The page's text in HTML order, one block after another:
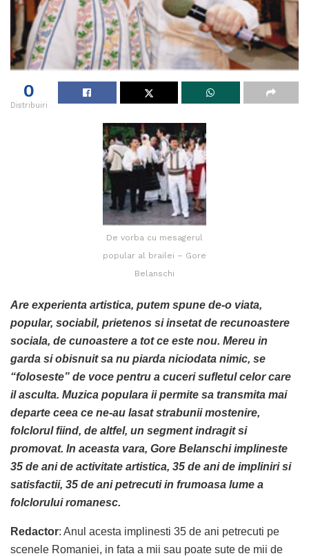
0
Distribuiri
De vorba cu mesagerul
popular al brailei – Gore
Belanschi
Are experienta artistica, putem spune de-o viata,
popular, sociabil, prietenos si insetat de recunoastere
sociala, de cunoastere a tot ce este nou. Mereu in
garda si obisnuit sa nu piarda niciodata nimic, se
“foloseste” de voce pentru a cuceri sufletul celor care
il asculta. Muzica populara ii permite sa transmita mai
departe ceea ce ne-au lasat strabunii mostenire,
folclorul fiind, de altfel, un segment indragit si
promovat. In aceasta vara, Gore Belanschi implineste
35 de ani de activitate artistica, 35 de ani de impliniri si
satisfactii, 35 de ani petrecuti in frumoasa lume a
folclorului romanesc.
Redactor: Anul acesta implinesti 35 de ani petrecuti pe
scenele Romaniei, in fata a mii sau poate sute de mii de